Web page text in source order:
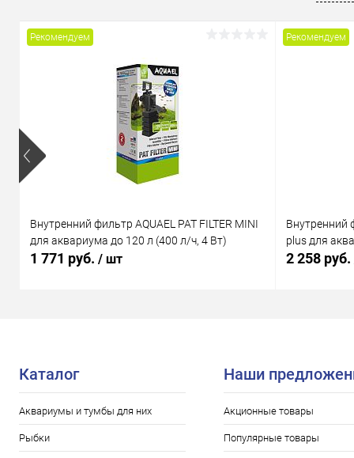
Рекомендуем
Внутренний фильтр AQUAEL PAT FILTER MINI
для аквариума до 120 л (400 л/ч, 4 Вт)
1 771 руб. / шт
Рекомендуем
Внутренний
plus для
2 258 руб.
Каталог
Аквариумы и тумбы для них
Рыбки
Наши
Акционные товары
Популярные товары